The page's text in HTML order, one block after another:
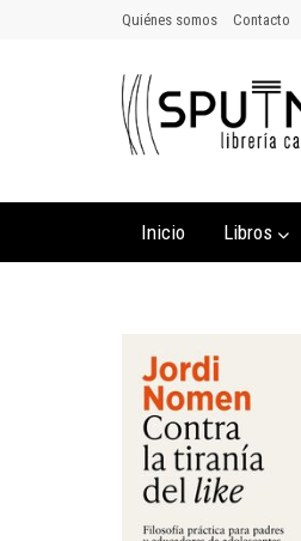
Quiénes somos Contacto
Inicio Libros